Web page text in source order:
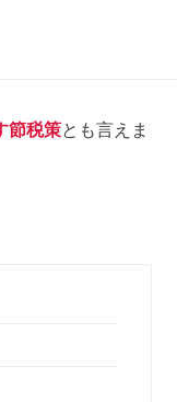
節税策とも言えま